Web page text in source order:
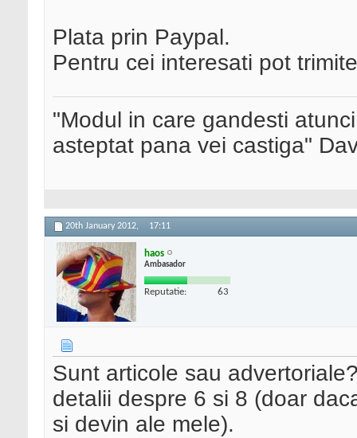
Plata prin Paypal.
Pentru cei interesati pot
"Modul in care gandesti
asteptat pana vei castiga"
20th January 2012, 17:11
haos
Ambasador
Reputatie: 63
Sunt articole sau
detalii despre 6 si 8 (doar
si devin ale mele).